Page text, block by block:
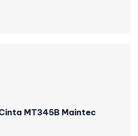
MT345B Maintec